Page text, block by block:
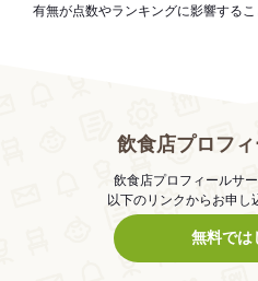
有無が点数やランキングに影響するこ
飲食店プロフ
飲食店プロフィールサ
以下のリンクからお申し
無料では